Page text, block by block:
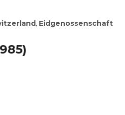
, Eidgenossenschaft